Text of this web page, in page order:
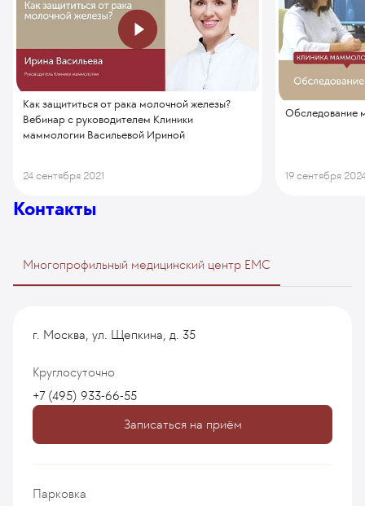
Как защититься от рака молочной железы?
Вебинар с руководителем Клиники
маммологии Васильевой Ириной
24 сентября 2021
Обследование
19 сентября
Контакты
Многопрофильный медицинский центр EMC
г. Москва, ул. Щепкина, д. 35
Круглосуточно
+7 (495) 933-66-55
Записаться на приём
Парковка